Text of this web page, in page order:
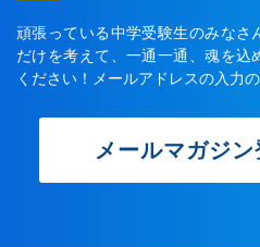
頑張っている中学受験生のみなさ
だけを考えて、一通一通、魂を込
ください！メールアドレスの入力
メールマガジ